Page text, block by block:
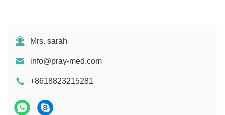
Mrs. sarah
info@pray-med.com
+8618823215281